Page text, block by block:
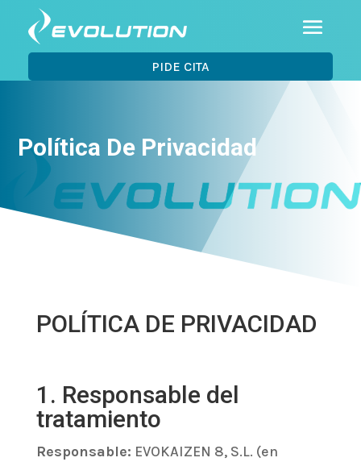
PIDE CITA
Política De Privacidad
POLÍTICA DE PRIVACIDAD
1. Responsable del
tratamiento
Responsable: EVOKAIZEN 8, S.L. (en